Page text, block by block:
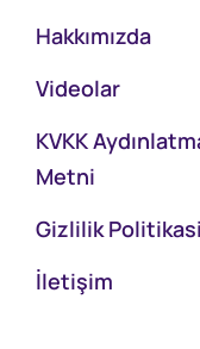
Hakkımızda
Videolar
KVKK
Metni
Gizlilik Politikasi
İletişim